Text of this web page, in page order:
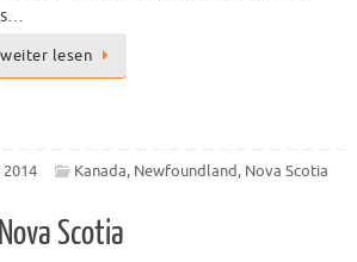
weiter lesen
2014 Kanada, Newfoundland, Nova Scotia
Scotia